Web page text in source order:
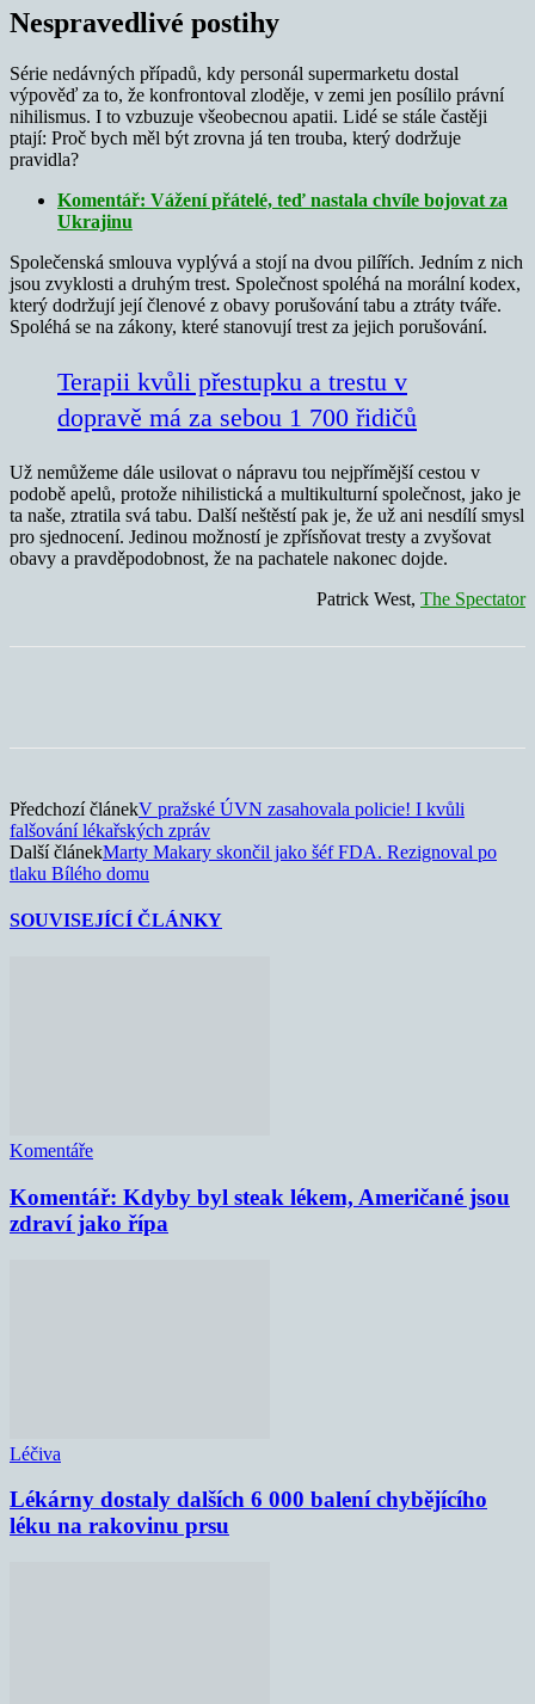
Nespravedlivé postihy
Série nedávných případů, kdy personál supermarketu dostal
výpověď za to, že konfrontoval zloděje, v zemi jen posílilo právní
nihilismus. I to vzbuzuje všeobecnou apatii. Lidé se stále častěji
ptají: Proč bych měl být zrovna já ten trouba, který dodržuje
pravidla?
Komentář: Vážení přátelé, teď nastala chvíle bojovat za
Ukrajinu
Společenská smlouva vyplývá a stojí na dvou pilířích. Jedním z nich
jsou zvyklosti a druhým trest. Společnost spoléhá na morální kodex,
který dodržují její členové z obavy porušování tabu a ztráty tváře.
Spoléhá se na zákony, které stanovují trest za jejich porušování.
Terapii kvůli přestupku a trestu v
dopravě má za sebou 1 700 řidičů
Už nemůžeme dále usilovat o nápravu tou nejpřímější cestou v
podobě apelů, protože nihilistická a multikulturní společnost, jako je
ta naše, ztratila svá tabu. Další neštěstí pak je, že už ani nesdílí smysl
pro sjednocení. Jedinou možností je zpřísňovat tresty a zvyšovat
obavy a pravděpodobnost, že na pachatele nakonec dojde.
Patrick West, The Spectator
Předchozí článekV pražské ÚVN zasahovala policie! I kvůli
falšování lékařských zpráv
Další článekMarty Makary skončil jako šéf FDA. Rezignoval po
tlaku Bílého domu
SOUVISEJÍCÍ ČLÁNKY
Komentáře
Komentář: Kdyby byl steak lékem, Američané jsou
zdraví jako řípa
Léčiva
Lékárny dostaly dalších 6 000 balení chybějícího
léku na rakovinu prsu